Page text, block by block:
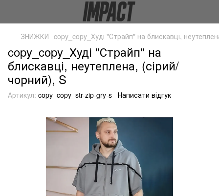
ЗНИЖКИ copy_copy_Худі "Страйп" на блискавці,
copy_copy_Худі "Страйп" на
блискавці, неутеплена, (сірий/
чорний), S
Артикул: copy_copy_str-zip-gry-s Написати відгук